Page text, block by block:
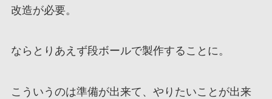
改造が必要。
ならとりあえず段ボールで製作することに。
こういうのは準備が出来て、やりたいことが出来